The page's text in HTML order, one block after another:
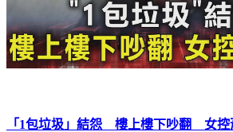
「1包垃圾」結怨 樓上樓下吵翻 女控